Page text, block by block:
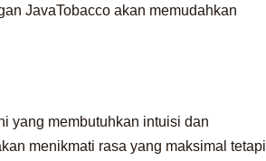
JavaTobacco akan memudahkan
yang membutuhkan intuisi dan
menikmati rasa yang maksimal tetapi